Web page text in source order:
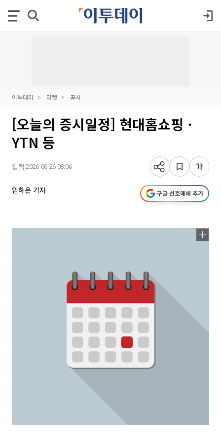
이투데이 마켓 공시
[오늘의 증시일정] 현대홈쇼핑ㆍ
YTN 등
입력 2026-06-26 08:06
임하은 기자 구글 선호매체 추가